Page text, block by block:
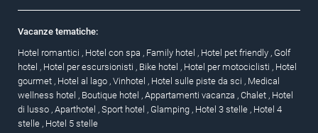
Vacanze tematiche:
Hotel romantici , Hotel con spa , Family hotel , Hotel pet friendly , Golf
hotel , Hotel per escursionisti , Bike hotel , Hotel per motociclisti , Hotel
gourmet , Hotel al lago , Vinhotel , Hotel sulle piste da sci , Medical
wellness hotel , Boutique hotel , Appartamenti vacanza , Chalet , Hotel
di lusso , Aparthotel , Sport hotel , Glamping , Hotel 3 stelle , Hotel 4
stelle , Hotel 5 stelle